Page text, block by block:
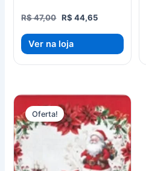
R$47,00 O
era:
R$ 44,65O
R$ 44,65.
Ver na loja
Oferta!